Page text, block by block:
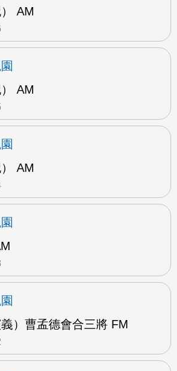
） AM
） AM
） AM
義）曹孟德會合三將 FM